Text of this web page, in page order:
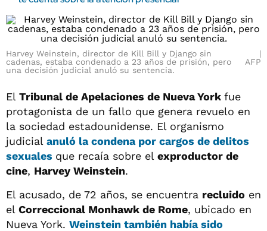
Harvey Weinstein, director de Kill Bill y Django sin
cadenas, estaba condenado a 23 años de prisión, pero
una decisión judicial anuló su sentencia.
AFP
El Tribunal de Apelaciones de Nueva York fue
protagonista de un fallo que genera revuelo en
la sociedad estadounidense. El organismo
judicial anuló la condena por cargos de delitos
sexuales que recaía sobre el exproductor de
cine, Harvey Weinstein.
El acusado, de 72 años, se encuentra recluido en
el Correccional Monhawk de Rome, ubicado en
Nueva York. Weinstein también había sido